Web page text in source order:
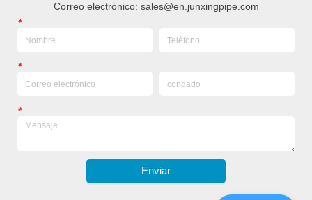
Correo electrónico: sales@en.junxingpipe.com
*
*
*
Enviar